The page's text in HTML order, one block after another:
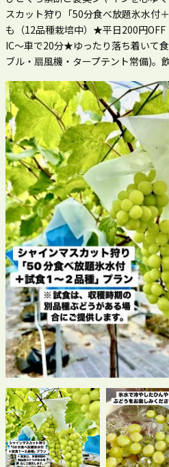
スカット狩り「50分食べ放題氷水付
も（12品種栽培中）★平日200円
IC～車で20分★ゆったり落ち着いて
ブル・扇風機・タープテント常備)。